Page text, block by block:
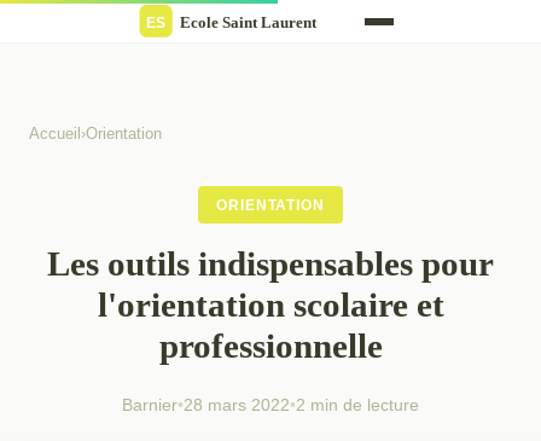
Accueil ›Orientation
ORIENTATION
Les outils indispensables pour
l'orientation scolaire et
professionnelle
Barnier•28 mars 2022•2 min de lecture